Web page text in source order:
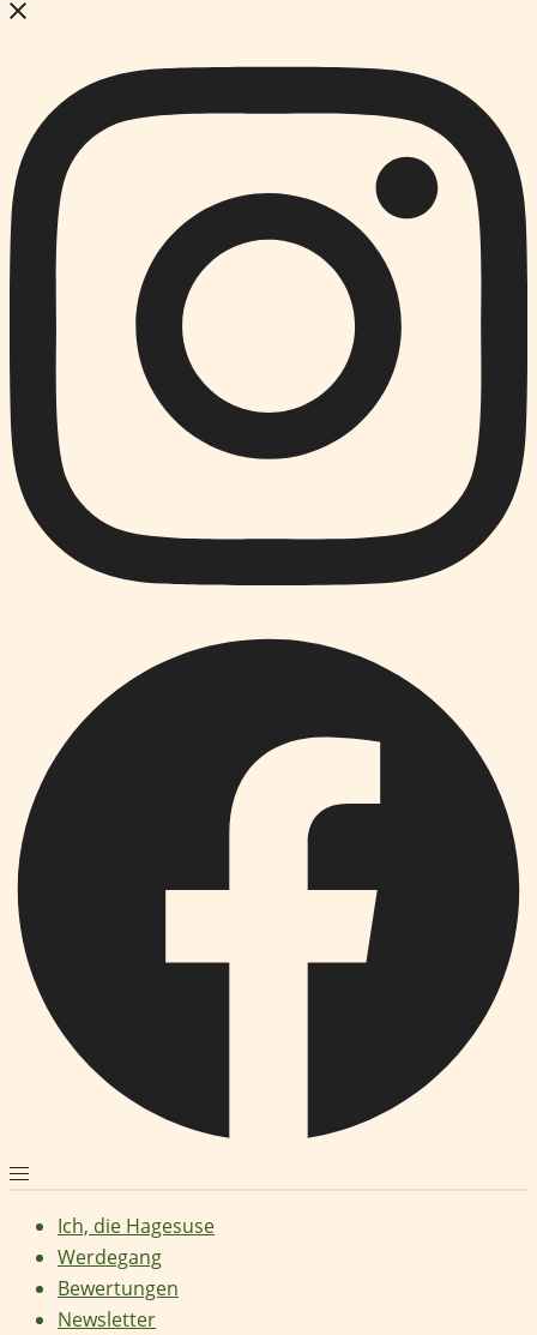
Ich, die Hagesuse
Werdegang
Bewertungen
Newsletter